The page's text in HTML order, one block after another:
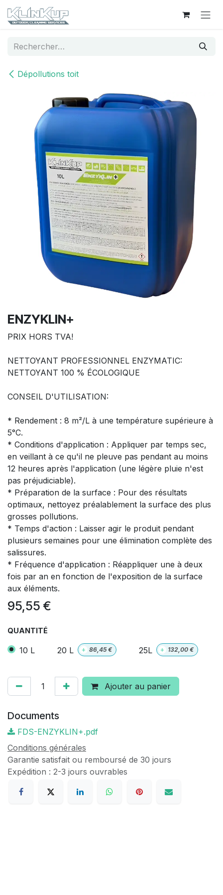
Se rendre au contenu
Dépollutions toit
ENZYKLIN+
PRIX HORS TVA!
NETTOYANT PROFESSIONNEL ENZYMATIC:
NETTOYANT 100 % ÉCOLOGIQUE
CONSEIL D'UTILISATION:
* Rendement : 8 m²/L à une température supérieure à
5°C.
* Conditions d'application : Appliquer par temps sec,
en veillant à ce qu'il ne pleuve pas pendant au moins
12 heures après l'application (une légère pluie n'est
pas préjudiciable).
* Préparation de la surface : Pour des résultats
optimaux, nettoyez préalablement la surface des plus
grosses pollutions.
* Temps d'action : Laisser agir le produit pendant
plusieurs semaines pour une élimination complète des
salissures.
* Fréquence d'application : Réappliquer une à deux
fois par an en fonction de l'exposition de la surface
aux éléments.
95,55 €
QUANTITÉ
10 L 20 L + 86,45€ 25L + 132,00€
Ajouter au panier
Documents
FDS-ENZYKLIN+.pdf
Conditions générales
Garantie satisfait ou remboursé de 30 jours
Expédition : 2-3 jours ouvrables